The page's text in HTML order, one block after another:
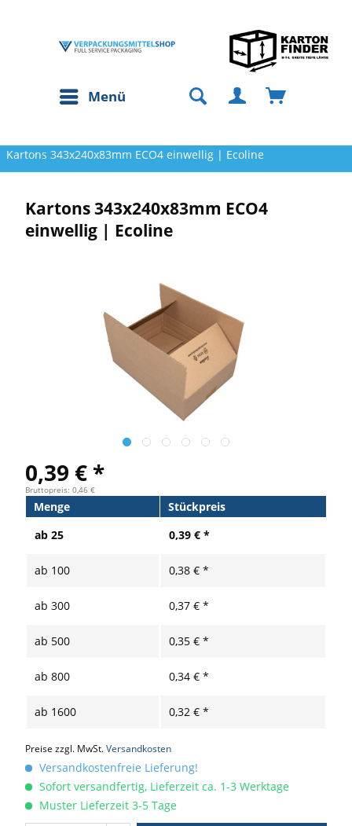
Menü
Kartons 343x240x83mm ECO4 einwellig | Ecoline
Kartons 343x240x83mm ECO4
einwellig | Ecoline
0,39 € *
Bruttopreis: 0,46 €
Menge
Stückpreis
ab 25 0,39 € *
ab 100 0,38 € *
ab 300 0,37 € *
ab 500 0,35 € *
ab 800 0,34 € *
ab 1600 0,32 € *
Preise zzgl. MwSt.Versandkosten
Versandkostenfreie Lieferung!
Sofort versandfertig, Lieferzeit ca. 1-3 Werktage
Muster Lieferzeit 3-5 Tage